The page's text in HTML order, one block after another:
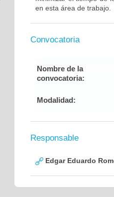
en esta área de trabajo.
Convocatoria
Nombre de la
convocatoria:
Modalidad:
Responsable
Edgar Eduardo